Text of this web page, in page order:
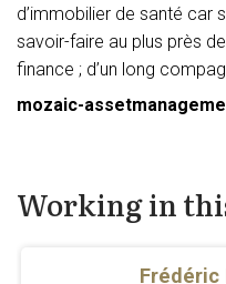
d’immobilier de santé car
savoir-faire au plus près
finance ; d’un long
mozaic-
Working in